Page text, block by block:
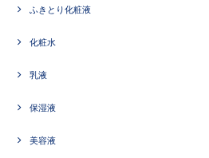
ふきとり化粧液
化粧水
乳液
保湿液
美容液